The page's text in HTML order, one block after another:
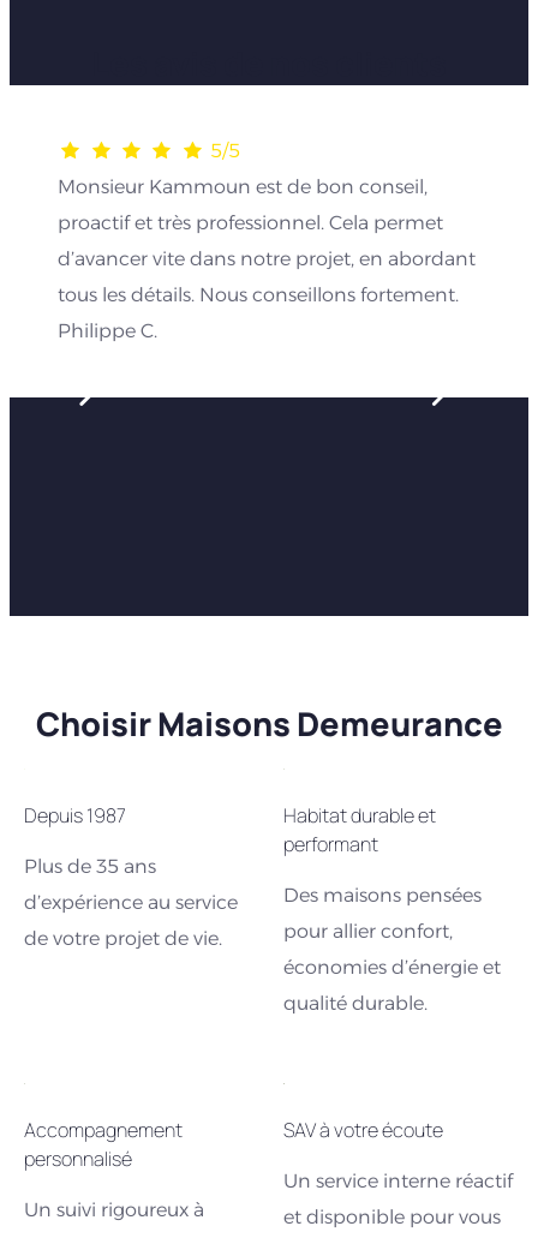
5/5
Monsieur Kammoun est de bon conseil,
proactif et très professionnel. Cela permet
d’avancer vite dans notre projet, en abordant
tous les détails. Nous conseillons fortement.
Philippe C.
Choisir Maisons Demeurance
Depuis 1987
Plus de 35 ans
d’expérience au service
de votre projet de vie.
Habitat durable et
performant
Des maisons pensées
pour allier confort,
économies d’énergie et
qualité durable.
Accompagnement
personnalisé
Un suivi rigoureux à
SAV à votre écoute
Un service interne réactif
et disponible pour vous